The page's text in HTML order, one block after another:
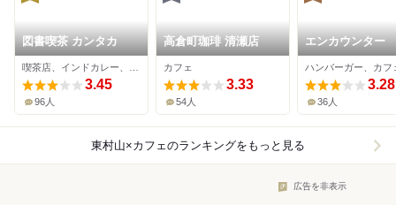
図書喫茶 カンタカ
3.45
96人
高倉町珈琲 清瀬店
カフェ
3.33
54人
エンカウンター
3.28
36人
東村山×カフェのランキングをもっと見る
広告を非表示